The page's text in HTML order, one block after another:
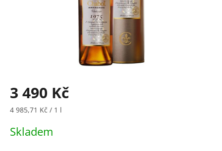
3 490 Kč
Měrná
4 985,71 Kč / 1 l
Skladem